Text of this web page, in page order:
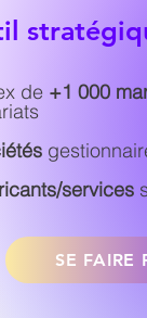
de +1 000
services
SE FAIRE